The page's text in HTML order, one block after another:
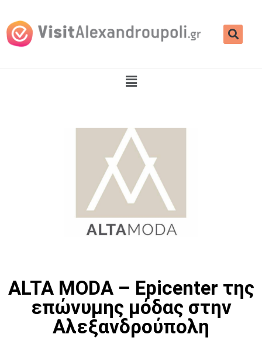
ALTA MODA – Epicenter της
επώνυμης μόδας στην
Αλεξανδρούπολη